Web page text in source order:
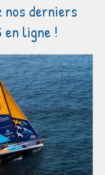
nos derniers
en ligne !